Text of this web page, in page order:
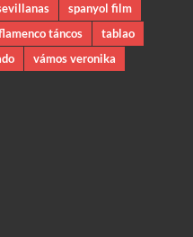
spanyol film
táncos
tablao
vámos veronika